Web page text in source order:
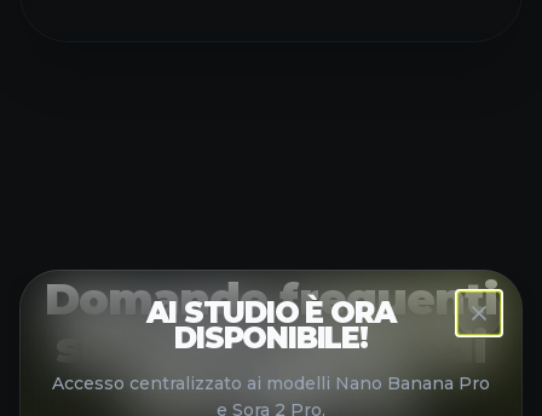
Domande frequenti
sul potenziatore di
immagini AI
AI STUDIO È ORA
DISPONIBILE!
Accesso centralizzato ai modelli Nano Banana Pro
e Sora 2 Pro.